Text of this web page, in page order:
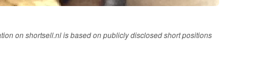
on shortsell.nl is based on publicly disclosed short positions